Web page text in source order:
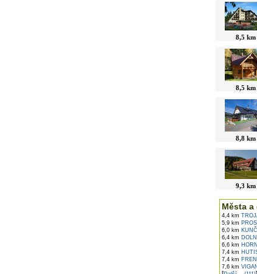
8,5 km
8,5 km
8,8 km
9,3 km
Města a
4,4 km
5,9 km
6,0 km
6,4 km
6,6 km
7,4 km
7,4 km
7,6 km